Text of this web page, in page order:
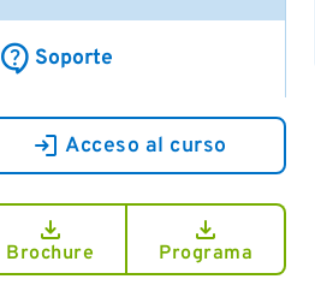
contact_support Soporte
login Acceso al curso
download
Brochure
download
Programa